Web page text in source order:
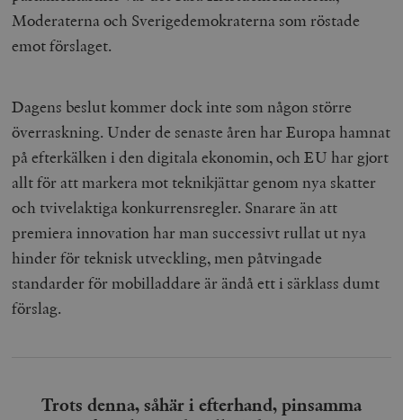
Moderaterna och Sverigedemokraterna som röstade
emot förslaget.
Dagens beslut kommer dock inte som någon större
överraskning. Under de senaste åren har Europa hamnat
på efterkälken i den digitala ekonomin, och EU har gjort
allt för att markera mot teknikjättar genom nya skatter
och tvivelaktiga konkurrensregler. Snarare än att
premiera innovation har man successivt rullat ut nya
hinder för teknisk utveckling, men påtvingade
standarder för mobilladdare är ändå ett i särklass dumt
förslag.
Trots denna, såhär i efterhand, pinsamma